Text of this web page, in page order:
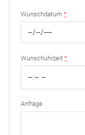
Wunschdatum*
Wunschuhrzeit*
Anfrage